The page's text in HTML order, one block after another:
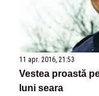
11 apr. 2016, 21:53
Vestea proastă
luni seara